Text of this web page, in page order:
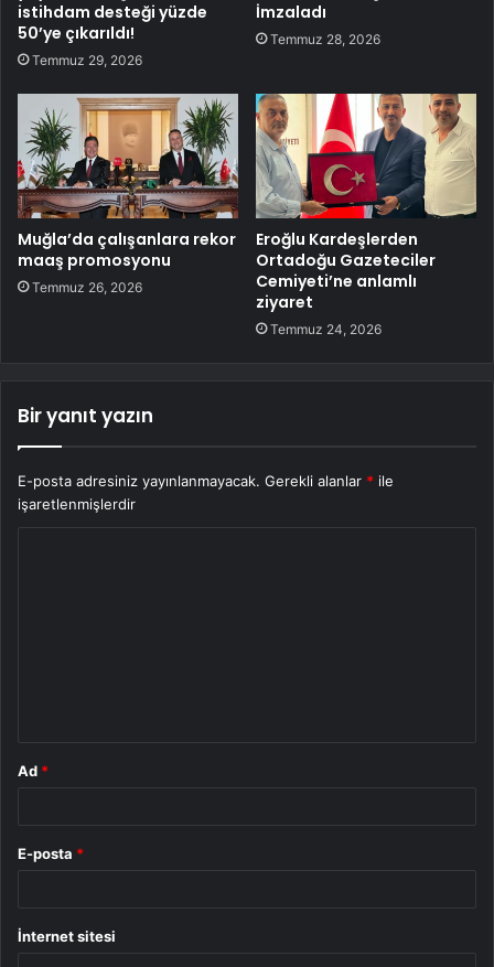
istihdam desteği yüzde
50’ye çıkarıldı!
Temmuz 29, 2026
İmzaladı
Temmuz 28, 2026
Muğla’da çalışanlara rekor
maaş promosyonu
Temmuz 26, 2026
Eroğlu Kardeşlerden
Ortadoğu Gazeteciler
Cemiyeti’ne anlamlı
ziyaret
Temmuz 24, 2026
Bir yanıt yazın
E-posta adresiniz yayınlanmayacak. Gerekli alanlar * ile
işaretlenmişlerdir
Ad *
E-posta *
İnternet sitesi